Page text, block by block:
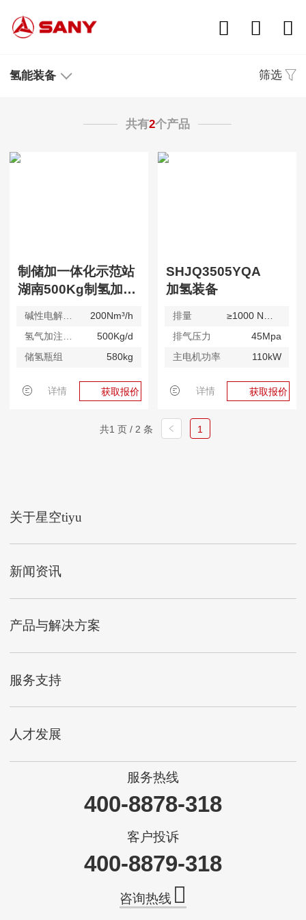
氢能装备 筛选
共有2个产品
制储加一体化示范站
湖南500Kg制氢加氢一体站
碱性电解槽系统
200Nm³/h
500Kg/d
储氢瓶组
580kg
详情 获取报价
SHJQ3505YQA
加氢装备
排量
排气压力
45Mpa
主电机功率
110kW
详情 获取报价
共1 页 / 2 条 1
关于星空tiyu
新闻资讯
产品与解决方案
服务支持
人才发展
服务热线
400-8878-318
客户投诉
400-8879-318
咨询热线